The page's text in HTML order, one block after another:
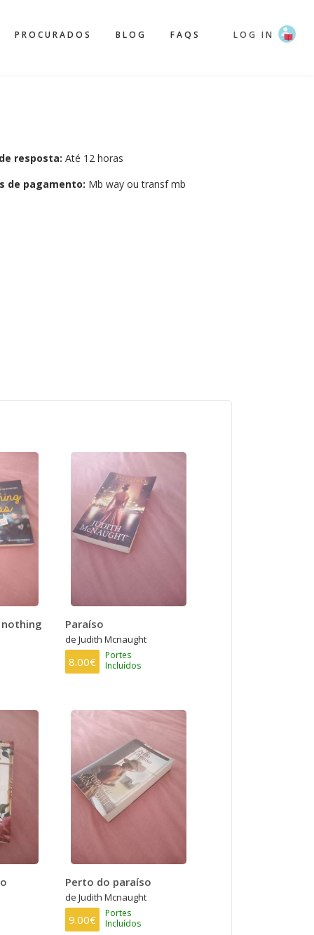
PROCURADOS BLOG FAQS LOG IN
resposta: Até 12 horas
de pagamento: Mb way ou transf mb
Paraíso
de Judith Mcnaught
8.00€
Portes
Incluídos
Perto do paraíso
de Judith Mcnaught
9.00€
Portes
Incluídos